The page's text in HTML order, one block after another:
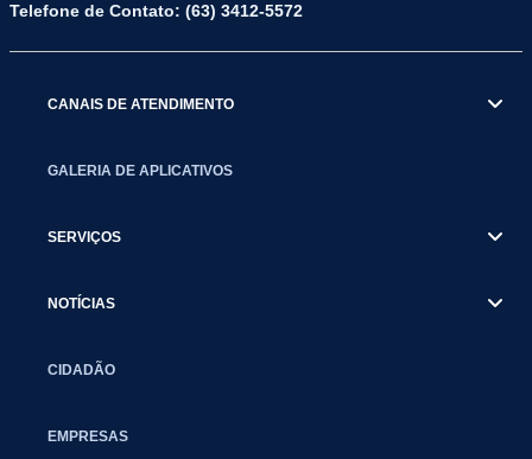
Telefone de Contato: (63) 3412-5572
CANAIS DE ATENDIMENTO
GALERIA DE APLICATIVOS
SERVIÇOS
NOTÍCIAS
CIDADÃO
EMPRESAS